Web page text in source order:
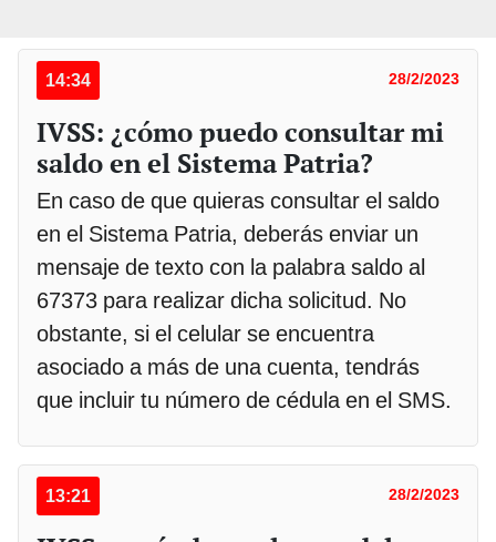
14:34 28/2/2023
IVSS: ¿cómo puedo consultar mi
saldo en el Sistema Patria?
En caso de que quieras consultar el saldo
en el Sistema Patria, deberás enviar un
mensaje de texto con la palabra saldo al
67373 para realizar dicha solicitud. No
obstante, si el celular se encuentra
asociado a más de una cuenta, tendrás
que incluir tu número de cédula en el SMS.
13:21 28/2/2023